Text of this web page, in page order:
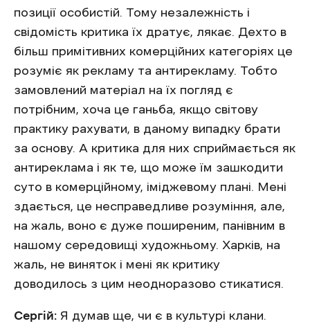
позиції особистій. Тому незалежність і
свідомість критика їх дратує, лякає. Дехто в
більш примітивних комерційних категоріях це
розуміє як рекламу та антирекламу. Тобто
замовлений матеріал на їх погляд є
потрібним, хоча це ганьба, якщо світову
практику рахувати, в даному випадку брати
за основу. А критика для них сприймається як
антиреклама і як те, що може їм зашкодити
суто в комерційному, іміджевому плані. Мені
здається, це несправедливе розуміння, але,
на жаль, воно є дуже поширеним, панівним в
нашому середовищі художньому. Харків, на
жаль, не виняток і мені як критику
доводилось з цим неодноразово стикатися.
Сергій: Я думав ще, чи є в культурі клани.